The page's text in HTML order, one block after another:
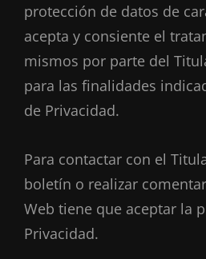
protección de datos de
acepta y consiente el
mismos por parte del
para las finalidades
de Privacidad.
Para contactar con el
boletín o realizar
Web tiene que aceptar la
Privacidad.